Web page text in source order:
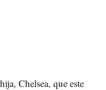
Chelsea, que este